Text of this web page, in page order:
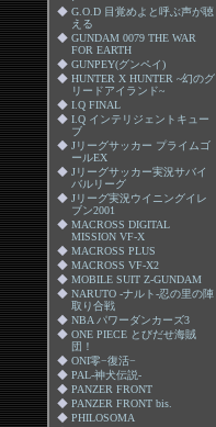
◆ G.O.D 目覚めよと呼ぶ声が聴
える
◆ GUNDAM 0079 THE WAR
FOR EARTH
◆ GUNPEY(グンペイ)
◆ HUNTER X HUNTER ~幻のグ
リードアイランド~
◆ I.Q FINAL
◆ I.Q インテリジェントキュー
ブ
◆ Jリーグサッカー プライムゴ
ールEX
◆ Jリーグサッカー実況サバイ
バルリーグ
◆ Jリーグ実況ウイニングイレ
ブン2001
◆ MACROSS DIGITAL
MISSION VF-X
◆ MACROSS PLUS
◆ MACROSS VF-X2
◆ MOBILE SUIT Z-GUNDAM
◆ NARUTO -ナルト-忍の里の陣
取り合戦
◆ NBA パワーダンカーズ3
◆ ONE PIECE とびだせ海賊
団！
◆ ONI零−復活−
◆ PAL-神犬伝説-
◆ PANZER FRONT
◆ PANZER FRONT bis.
◆ PHILOSOMA